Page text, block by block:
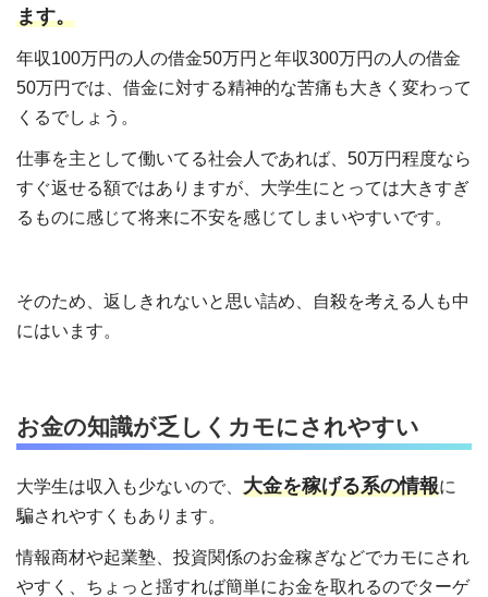
ます。
年収100万円の人の借金50万円と年収300万円の人の借金
50万円では、借金に対する精神的な苦痛も大きく変わって
くるでしょう。
仕事を主として働いてる社会人であれば、50万円程度なら
すぐ返せる額ではありますが、大学生にとっては大きすぎ
るものに感じて将来に不安を感じてしまいやすいです。
そのため、返しきれないと思い詰め、自殺を考える人も中
にはいます。
お金の知識が乏しくカモにされやすい
大学生は収入も少ないので、 大金を稼げる系の情報に
騙されやすくもあります。
情報商材や起業塾、投資関係のお金稼ぎなどでカモにされ
やすく、ちょっと揺すれば簡単にお金を取れるのでターゲ